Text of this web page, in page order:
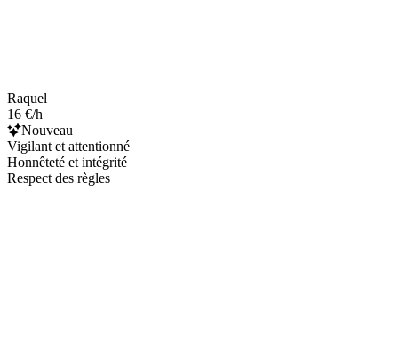
Raquel
16 €/h
Nouveau
Vigilant et attentionné
Honnêteté et intégrité
Respect des règles